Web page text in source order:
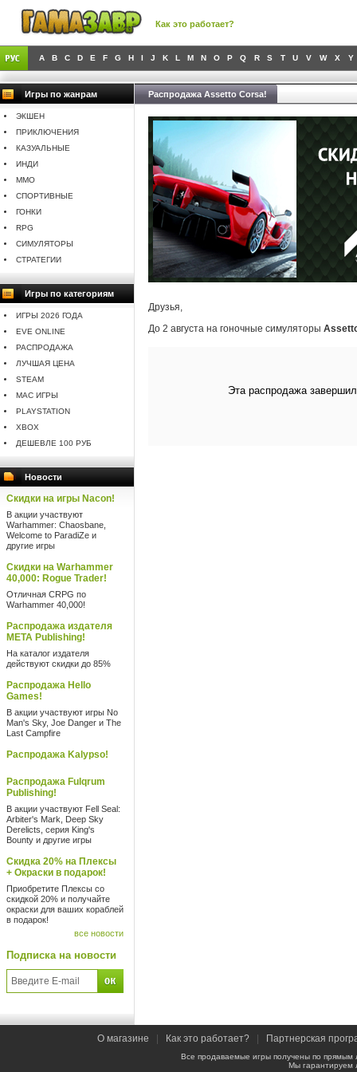
Как это работает?
A B C D E F G H I J K L M N O P Q R S T U V W X Y
Игры по жанрам
ЭКШЕН
ПРИКЛЮЧЕНИЯ
КАЗУАЛЬНЫЕ
ИНДИ
MMO
СПОРТИВНЫЕ
ГОНКИ
RPG
СИМУЛЯТОРЫ
СТРАТЕГИИ
Игры по категориям
ИГРЫ 2026 ГОДА
EVE ONLINE
РАСПРОДАЖА
ЛУЧШАЯ ЦЕНА
STEAM
MAC ИГРЫ
PLAYSTATION
XBOX
ДЕШЕВЛЕ 100 РУБ
Новости
Скидки на игры Nacon!
В акции участвуют
Warhammer: Chaosbane,
Welcome to ParadiZe и
другие игры
Скидки на Warhammer
40,000: Rogue Trader!
Отличная CRPG по
Warhammer 40,000!
Распродажа издателя
META Publishing!
На каталог издателя
действуют скидки до 85%
Распродажа Hello
Games!
В акции участвуют игры No
Man's Sky, Joe Danger и The
Last Campfire
Распродажа Kalypso!
Распродажа Fulqrum
Publishing!
В акции участвуют Fell Seal:
Arbiter's Mark, Deep Sky
Derelicts, серия King's
Bounty и другие игры
Скидка 20% на Плексы
+ Окраски в подарок!
Приобретите Плексы со
скидкой 20% и получайте
окраски для ваших кораблей
в подарок!
все новости
Подписка на новости
Распродажа Assetto Corsa!
Друзья,
До 2 августа на гоночные симуляторы
Эта распродажа
О магазине Как это работает? Партнерская
Все продаваемые игры получены по
Мы гарантируем